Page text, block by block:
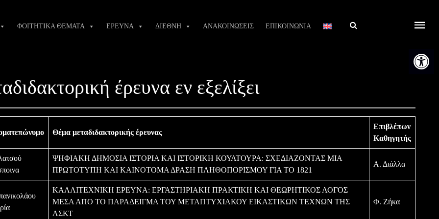
Ανοίξτε
ΦΟΙΤΗΤΙΚΑ ΘΕΜΑΤΑ ΕΡΕΥΝΑ ΔΙΕΘΝΗ ΑΝΑΚΟΙΝΩΣΕΙΣ ΕΠΙΚΟΙΝΩΝΙΑ Αναζήτηση
έρευνα εν εξελίξει
Θέμα μεταδιδακτορικής έρευνας
Επιβλέπων
Καθηγητής
ΨΗΦΙΑΚΗ ΔΗΜΟΣΙΑ ΙΣΤΟΡΙΑ ΚΑΙ ΙΣΤΟΡΙΚΗ ΚΟΥΛΤΟΥΡΑ: ΣΧΕΔΙΑΖΟΝΤΑΣ ΜΙΑ
ΠΡΩΤΟΤΥΠΗ ΚΑΙ ΚΑΙΝΟΤΟΜΑ ΔΡΑΣΗ ΠΛΗΘΟΠΟΡΙΣΜΟΥ ΓΙΑ ΤΟ 1821
Α. Διάλλα
ΚΑΛΛΙΤΕΧΝΙΚΗ ΕΡΕΥΝΑ: ΕΡΓΑΣΤΗΡΙΑΚΗ ΠΡΑΚΤΙΚΗ ΚΑΙ ΘΕΩΡΗΤΙΚΟΣ ΛΟΓΟΣ
ΜΕΣΑ ΑΠΟ ΤΟ ΠΑΡΑΔΕΙΓΜΑ ΤΟΥ ΜΕΤΑΠΤΥΧΙΑΚΟΥ ΕΙΚΑΣΤΙΚΩΝ ΤΕΧΝΩΝ ΤΗΣ
ΑΣΚΤ
Φ. Ζήκα